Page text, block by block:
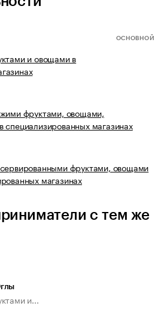
ОСНОВНОЙ
и овощами в
фруктами, овощами,
магазинах
фруктами, овощами
магазинах
с тем же
и...